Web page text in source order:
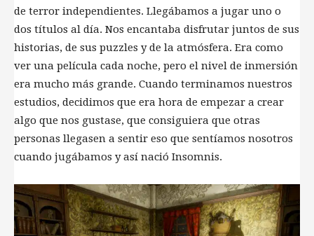
de terror independientes. Llegábamos a jugar uno o
dos títulos al día. Nos encantaba disfrutar juntos de sus
historias, de sus puzzles y de la atmósfera. Era como
ver una película cada noche, pero el nivel de inmersión
era mucho más grande. Cuando terminamos nuestros
estudios, decidimos que era hora de empezar a crear
algo que nos gustase, que consiguiera que otras
personas llegasen a sentir eso que sentíamos nosotros
cuando jugábamos y así nació Insomnis.